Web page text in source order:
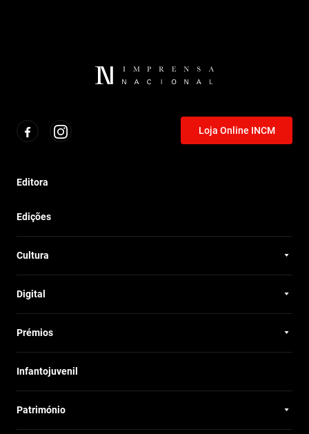
Loja Online INCM
Editora
Edições
Cultura
Digital
Prémios
Infantojuvenil
Património